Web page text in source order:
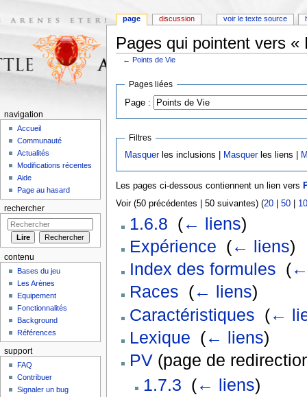
Pages qui pointent vers «
←Points de Vie
Pages liées
Page :
Filtres
Masquerles inclusions | Masquerles liens |
Les pages ci-dessous contiennent un lien vers
Voir (50 précédentes | 50 suivantes) (20| 50|
1.6.8 (← liens)
Expérience (← liens)
Index des formules (←
Races (← liens)
Caractéristiques (←
Lexique (← liens)
PV(page de
1.7.3 (← liens)
page discussion voir le texte source
navigation
Accueil
Communauté
Actualités
Modifications récentes
Aide
Page au hasard
rechercher
contenu
Bases du jeu
Les Arènes
Equipement
Fonctionnalités
Background
Références
support
FAQ
Contribuer
Signaler un bug